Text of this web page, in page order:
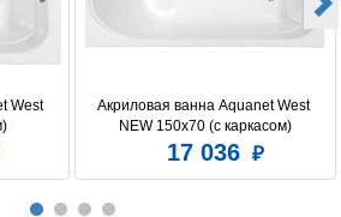
West
Акриловая ванна Aquanet West
NEW 150x70 (с каркасом)
17 036